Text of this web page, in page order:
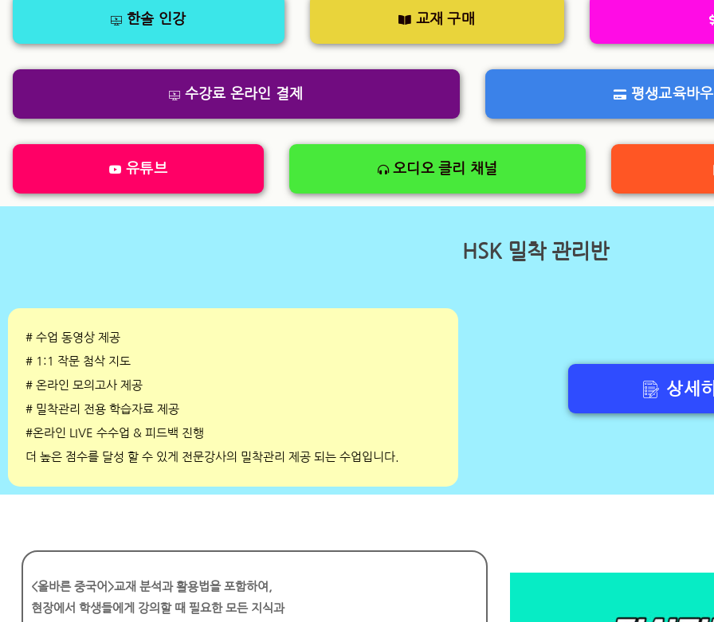
한솔 인강 교재 구매
수강료 온라인 결제 평생교육바
유튜브 오디오 클리 채널
HSK 밀착 관리반
# 수업 동영상 제공
# 1:1 작문 첨삭 지도
# 온라인 모의고사 제공
# 밀착관리 전용 학습자료 제공
#온라인 LIVE 수수업 & 피드백 진행
더 높은 점수를 달성 할 수 있게 전문강사의 밀착관리 제공 되는 수업입니다.
상세
<올바른 중국어>교재 분석과 활용법을 포함하여,
현장에서 학생들에게 강의할 때 필요한 모든 지식과